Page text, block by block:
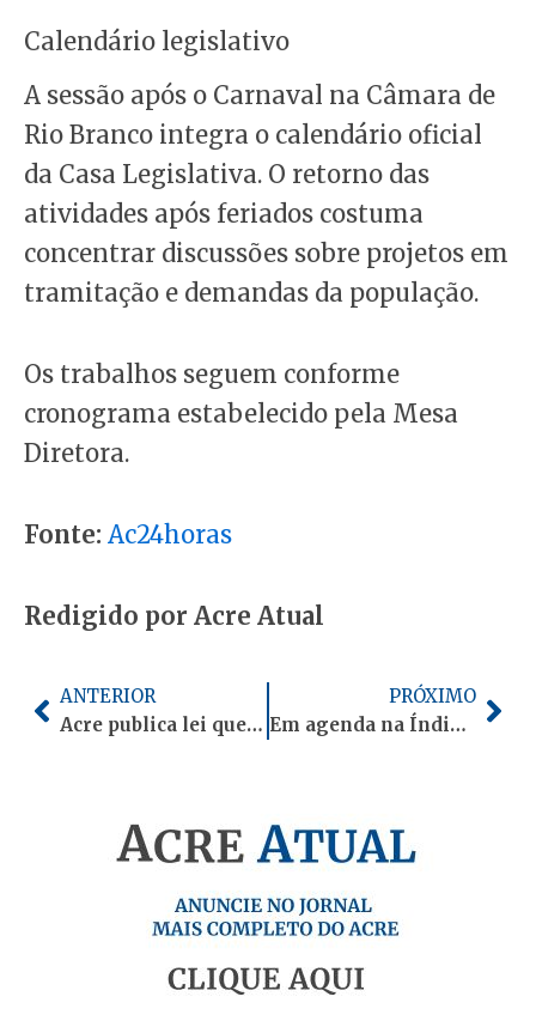
Calendário legislativo
A sessão após o Carnaval na Câmara de
Rio Branco integra o calendário oficial
da Casa Legislativa. O retorno das
atividades após feriados costuma
concentrar discussões sobre projetos em
tramitação e demandas da população.
Os trabalhos seguem conforme
cronograma estabelecido pela Mesa
Diretora.
Fonte: Ac24horas
Redigido por Acre Atual
Anterior
ANTERIOR
Acre publica lei que autoriza estudantes de medicina formados no exterior a realizarem internato na rede estadual
PRÓXIMO
Em agenda na Índia, Jorge Viana apresenta hambúrguer vegano de açaí como inovação amazônica